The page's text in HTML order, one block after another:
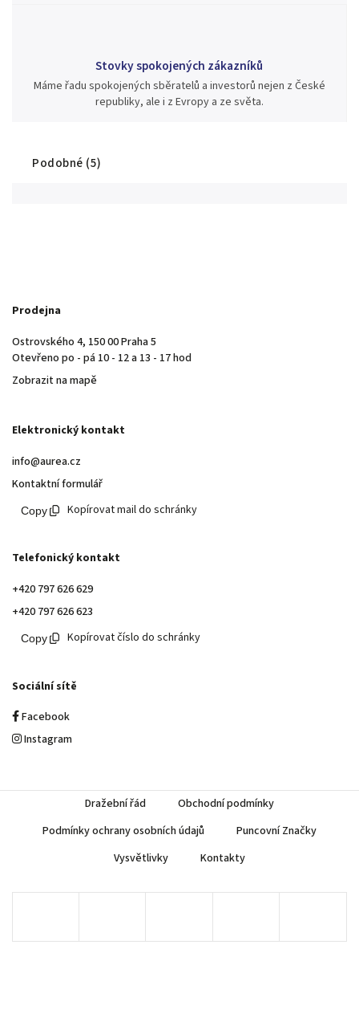
Stovky spokojených zákazníků
Máme řadu spokojených sběratelů a investorů nejen z České
republiky, ale i z Evropy a ze světa.
Podobné (5)
Prodejna
Ostrovského 4, 150 00 Praha 5
Otevřeno po - pá 10 - 12 a 13 - 17 hod
Zobrazit na mapě
Elektronický kontakt
info@aurea.cz
Kontaktní formulář
Kopírovat mail do schránky
Telefonický kontakt
+420 797 626 629
+420 797 626 623
Kopírovat číslo do schránky
Sociální sítě
Facebook
Instagram
Dražební řád
Obchodní podmínky
Podmínky ochrany osobních údajů
Puncovní Značky
Vysvětlivky
Kontakty